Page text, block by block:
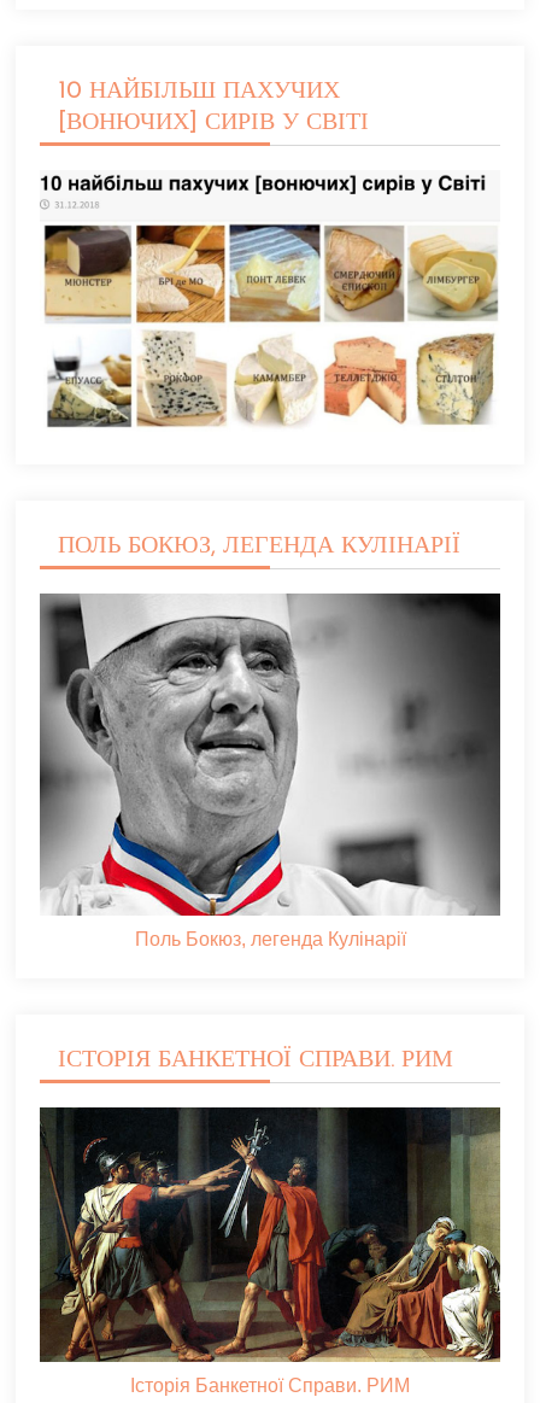
10 НАЙБІЛЬШ ПАХУЧИХ
[ВОНЮЧИХ] СИРІВ У СВІТІ
ПОЛЬ БОКЮЗ, ЛЕГЕНДА КУЛІНАРІЇ
Поль Бокюз, легенда Кулінарії
ІСТОРІЯ БАНКЕТНОЇ СПРАВИ. РИМ
Історія Банкетної Справи. РИМ